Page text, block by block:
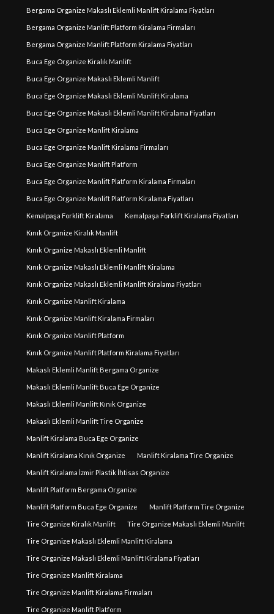
Bergama Organize Makaslı Eklemli Manlift Kiralama Fiyatları
Bergama Organize Manlift Platform Kiralama Firmaları
Bergama Organize Manlift Platform Kiralama Fiyatları
Buca Ege Organize Kiralık Manlift
Buca Ege Organize Makaslı Eklemli Manlift
Buca Ege Organize Makaslı Eklemli Manlift Kiralama
Buca Ege Organize Makaslı Eklemli Manlift Kiralama Fiyatları
Buca Ege Organize Manlift Kiralama
Buca Ege Organize Manlift Kiralama Firmaları
Buca Ege Organize Manlift Platform
Buca Ege Organize Manlift Platform Kiralama Firmaları
Buca Ege Organize Manlift Platform Kiralama Fiyatları
Kemalpaşa Forklift Kiralama Kemalpaşa Forklift Kiralama Fiyatları
Kınık Organize Kiralık Manlift
Kınık Organize Makaslı Eklemli Manlift
Kınık Organize Makaslı Eklemli Manlift Kiralama
Kınık Organize Makaslı Eklemli Manlift Kiralama Fiyatları
Kınık Organize Manlift Kiralama
Kınık Organize Manlift Kiralama Firmaları
Kınık Organize Manlift Platform
Kınık Organize Manlift Platform Kiralama Fiyatları
Makaslı Eklemli Manlift Bergama Organize
Makaslı Eklemli Manlift Buca Ege Organize
Makaslı Eklemli Manlift Kınık Organize
Makaslı Eklemli Manlift Tire Organize
Manlift Kiralama Buca Ege Organize
Manlift Kiralama Kınık Organize Manlift Kiralama Tire Organize
Manlift Kiralama İzmir Plastik İhtisas Organize
Manlift Platform Bergama Organize
Manlift Platform Buca Ege Organize Manlift Platform Tire Organize
Tire Organize Kiralık Manlift Tire Organize Makaslı Eklemli Manlift
Tire Organize Makaslı Eklemli Manlift Kiralama
Tire Organize Makaslı Eklemli Manlift Kiralama Fiyatları
Tire Organize Manlift Kiralama
Tire Organize Manlift Kiralama Firmaları
Tire Organize Manlift Platform